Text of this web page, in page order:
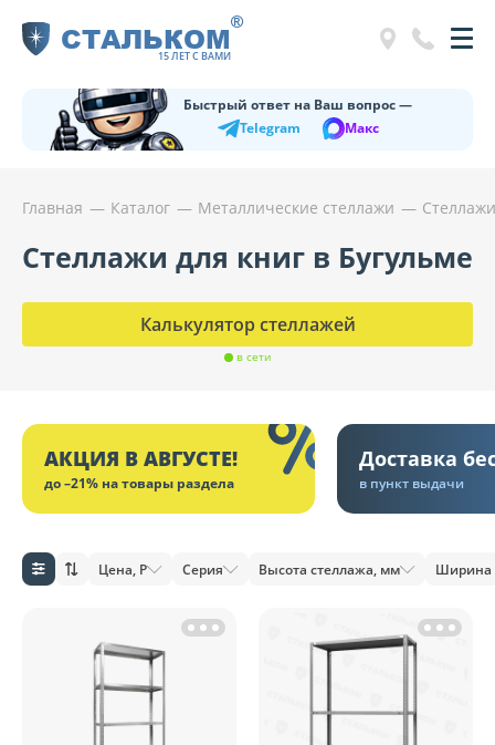
СТАЛЬКОМ
15 ЛЕТ С ВАМИ
®
Быстрый ответ на Ваш вопрос —
Telegram
Макс
Главная Каталог Металлические стеллажи
Стеллажи для книг в Бугульме
Калькулятор стеллажей
в сети
АКЦИЯ В АВГУСТЕ!
до –21% на товары раздела
Доставка
в пункт выдачи
Цена, Р Серия Высота стеллажа, мм Ширина